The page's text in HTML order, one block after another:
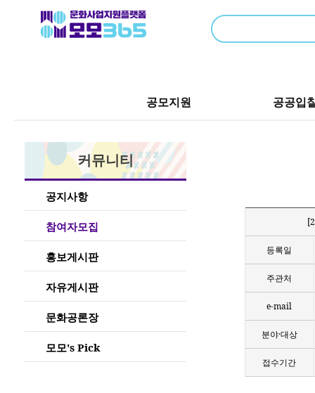
공모지원 공공입
커뮤니티
공지사항
참여자모집
홍보게시판
자유게시판
문화공론장
모모's Pick
등록일
주관처
e-mail
분야·대상
접수기간